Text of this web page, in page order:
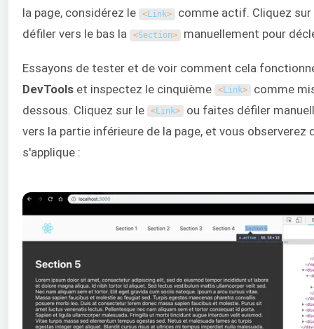
la page, considérez le
<Link> comme actif. Cliquez
défiler vers le bas la
<Section> manuellement pour
Essayons de tester et de voir comment cela
DevTools et inspectez le cinquième <Link> comme
dessous. Cliquez sur le
<Link> ou faites défiler
vers la partie inférieure de la page, et vous observerez
s'applique :